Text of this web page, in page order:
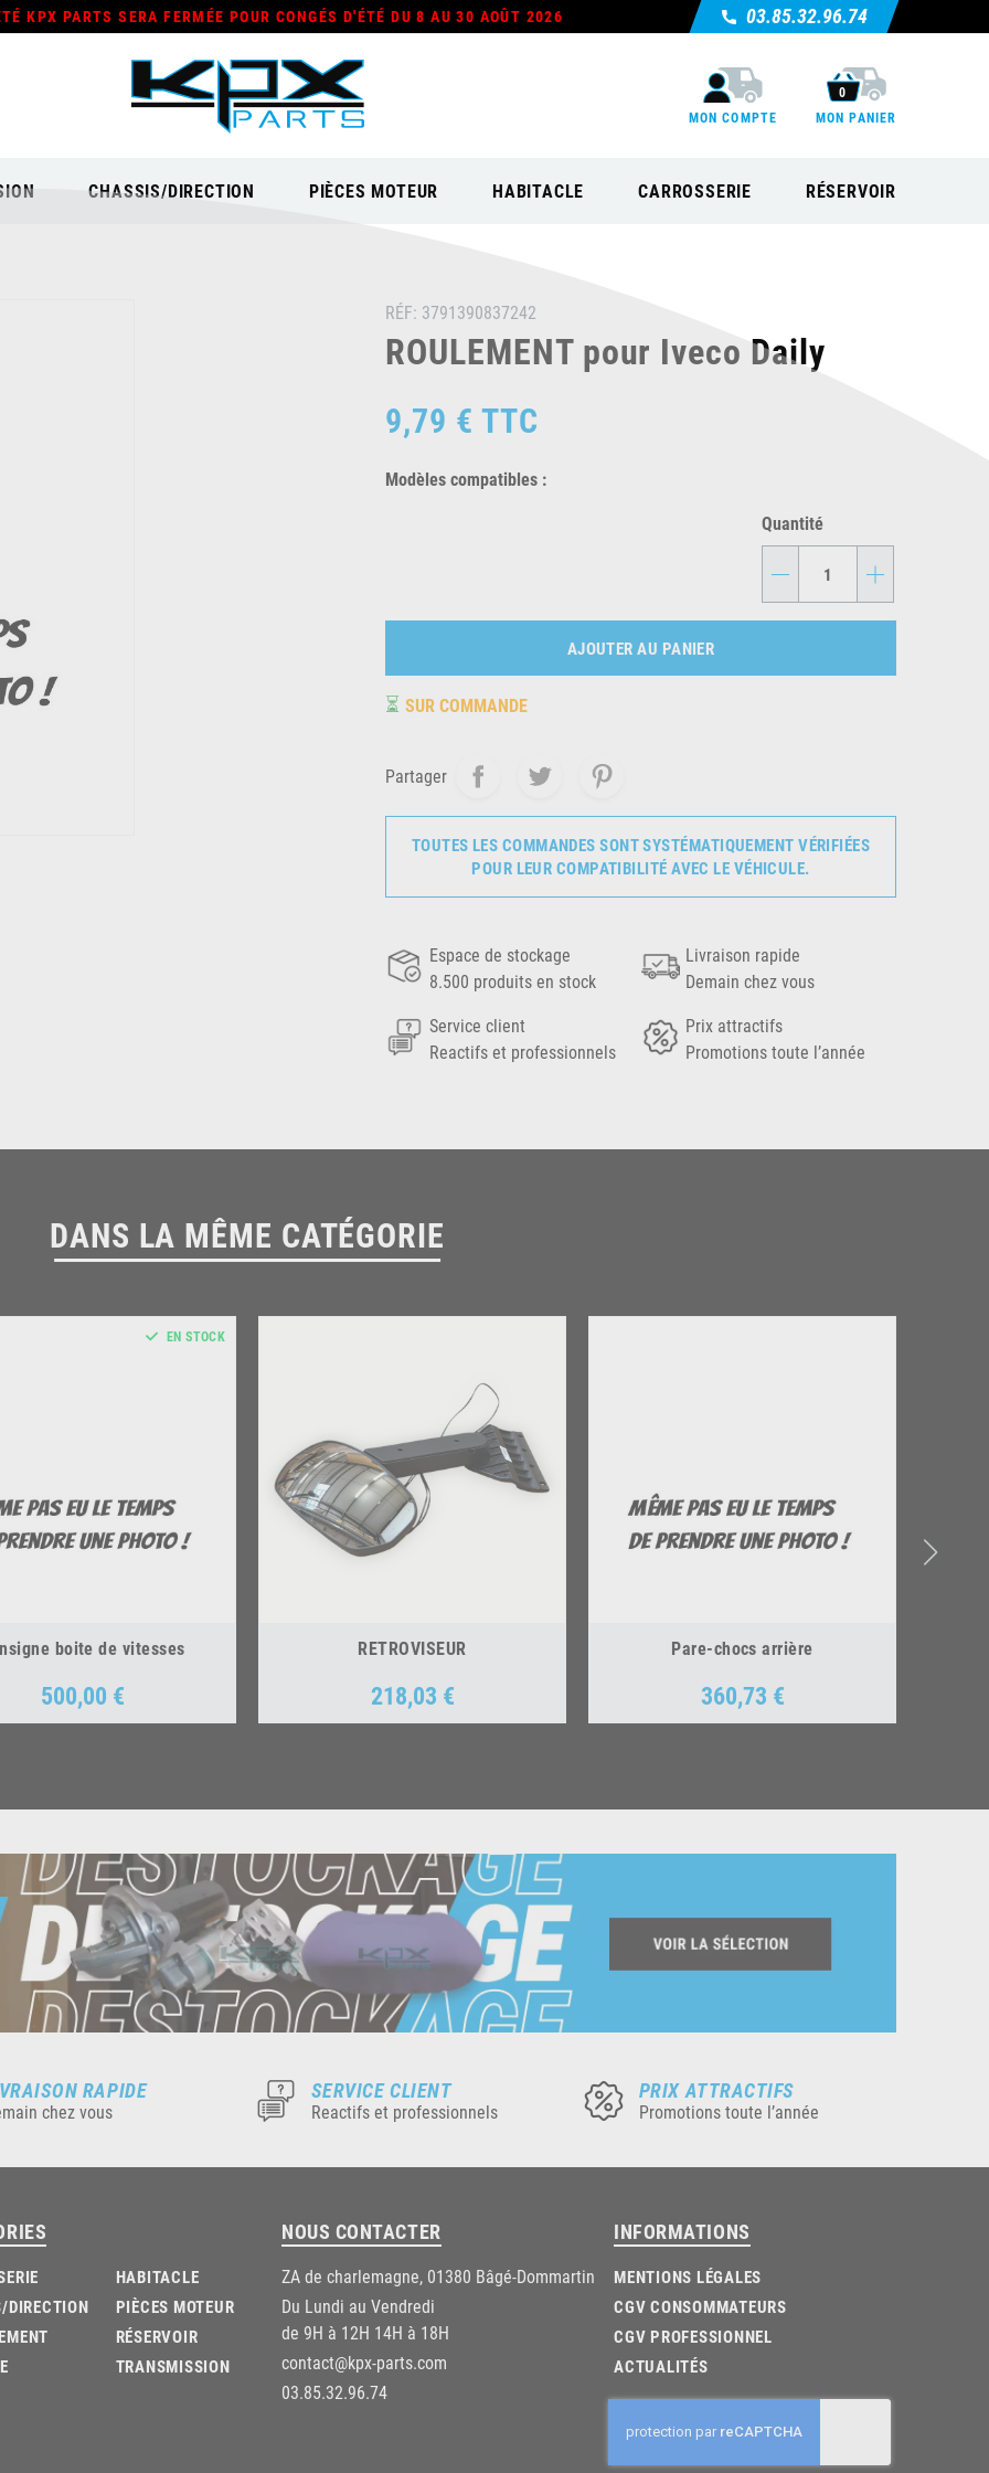
KPX PARTS SERA FERMÉE POUR CONGÉS D'ÉTÉ DU 8 AU 30 AOÛT 2026 03.85.32.96.74
MON COMPTE
0
MON PANIER
CHASSIS/DIRECTION PIÈCES MOTEUR HABITACLE CARROSSERIE RÉSERVOIR
RÉF: 3791390837242
ROULEMENT pour Iveco Daily
9,79 € TTC
Modèles compatibles :
Quantité
- +
AJOUTER AU PANIER
⏳ SUR COMMANDE
Partager
TOUTES LES COMMANDES SONT SYSTÉMATIQUEMENT VÉRIFIÉES
POUR LEUR COMPATIBILITÉ AVEC LE VÉHICULE.
Espace de stockage
8.500 produits en stock
Livraison rapide
Demain chez vous
Service client
Reactifs et professionnels
Prix attractifs
Promotions toute l’année
DANS LA MÊME CATÉGORIE
boite de vitesses
Prix
500,00 €
EN STOCK
RETROVISEUR
Prix
218,03 €
Pare-chocs arrière
Prix
360,73 €
RAPIDE
chez vous
SERVICE CLIENT
Reactifs et professionnels
PRIX ATTRACTIFS
Promotions toute l’année
DIRECTION
HABITACLE
PIÈCES MOTEUR
RÉSERVOIR
TRANSMISSION
NOUS CONTACTER
ZA de charlemagne, 01380 Bâgé-Dommartin
Du Lundi au Vendredi
de 9H à 12H 14H à 18H
contact@kpx-parts.com
03.85.32.96.74
INFORMATIONS
MENTIONS LÉGALES
CGV CONSOMMATEURS
CGV PROFESSIONNEL
ACTUALITÉS